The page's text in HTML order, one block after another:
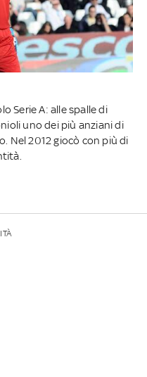
Serie A: alle spalle di
uno dei più anziani di
Nel 2012 giocò con più di